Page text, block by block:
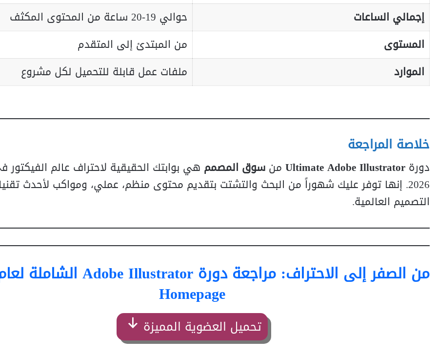
إجمالي الساعات
حوالي 19-20 ساعة من المحتوى المكثف
المستوى
من المبتدئ إلى المتقدم
الموارد
ملفات عمل قابلة للتحميل لكل مشروع
خلاصة المراجعة
دورة Ultimate Adobe Illustrator من سوق المصمم هي بوابتك الحقيقية لاحتراف عالم الفيكتور
2026. إنها توفر عليك شهوراً من البحث والتشتت بتقديم محتوى منظم، عملي، ومواكب لأحدث
التصميم العالمية.
من الصفر إلى الاحتراف: مراجعة دورة Adobe Illustrator الشاملة لعام 2026
Homepage
تحميل العضوية المميزة